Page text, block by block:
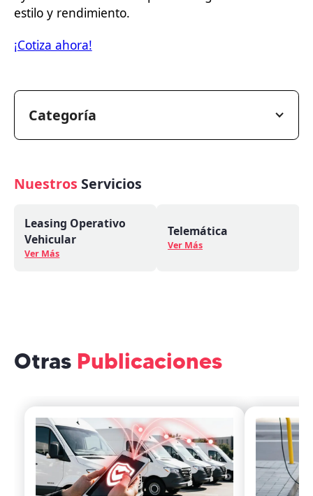
estilo y rendimiento.
¡Cotiza ahora!
Categoría
Nuestros Servicios
Leasing Operativo
Vehicular
Ver Más
Telemática
Ver Más
Otras Publicaciones